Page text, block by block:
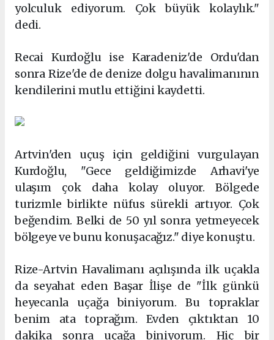
yolculuk ediyorum. Çok büyük kolaylık."
dedi.
Recai Kurdoğlu ise Karadeniz'de Ordu'dan
sonra Rize'de de denize dolgu havalimanının
kendilerini mutlu ettiğini kaydetti.
Artvin'den uçuş için geldiğini vurgulayan
Kurdoğlu, "Gece geldiğimizde Arhavi'ye
ulaşım çok daha kolay oluyor. Bölgede
turizmle birlikte nüfus sürekli artıyor. Çok
beğendim. Belki de 50 yıl sonra yetmeyecek
bölgeye ve bunu konuşacağız." diye konuştu.
Rize-Artvin Havalimanı açılışında ilk uçakla
da seyahat eden Başar İlişe de "İlk günkü
heyecanla uçağa biniyorum. Bu topraklar
benim ata toprağım. Evden çıktıktan 10
dakika sonra uçağa biniyorum. Hiç bir